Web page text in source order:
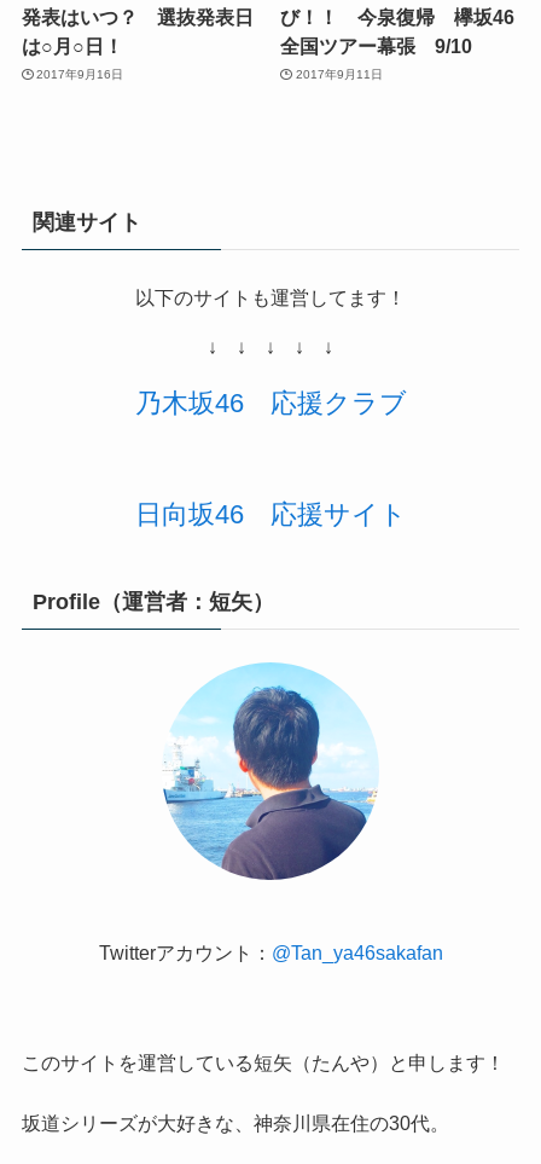
発表はいつ？ 選抜発表日
は○月○日！
2017年9月16日
び！！ 今泉復帰 欅坂46
全国ツアー幕張 9/10
2017年9月11日
関連サイト
以下のサイトも運営してます！
↓ ↓ ↓ ↓ ↓
乃木坂46 応援クラブ
日向坂46 応援サイト
Profile（運営者：短矢）
Twitterアカウント： @Tan_ya46sakafan
このサイトを運営している短矢（たんや）と申します！
坂道シリーズが大好きな、神奈川県在住の30代。